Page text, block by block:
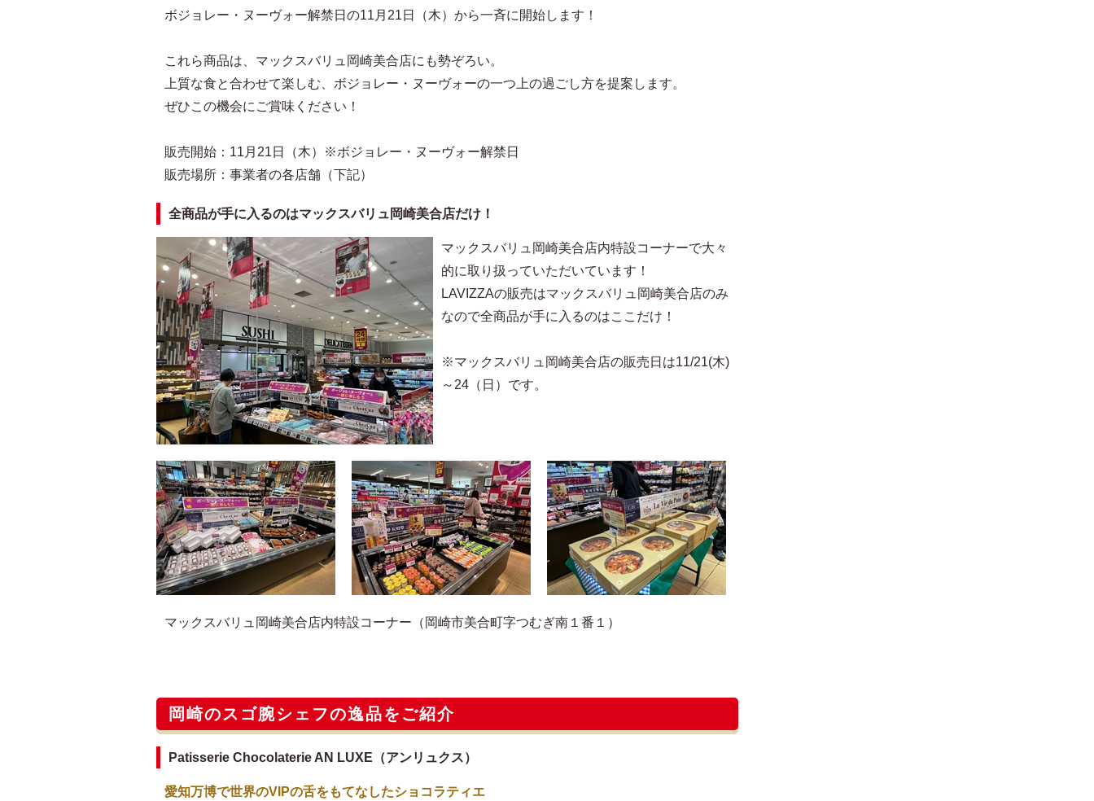
ボジョレー・ヌーヴォー解禁日の11月21日（木）から一斉に開始します！
これら商品は、マックスバリュ岡崎美合店にも勢ぞろい。
上質な食と合わせて楽しむ、ボジョレー・ヌーヴォーの一つ上の過ごし方を提案します。
ぜひこの機会にご賞味ください！
販売開始：11月21日（木）※ボジョレー・ヌーヴォー解禁日
販売場所：事業者の各店舗（下記）
全商品が手に入るのはマックスバリュ岡崎美合店だけ！
マックスバリュ岡崎美合店内特設コーナーで大々
的に取り扱っていただいています！
LAVIZZAの販売はマックスバリュ岡崎美合店のみ
なので全商品が手に入るのはここだけ！
※マックスバリュ岡崎美合店の販売日は11/21(木)
～24（日）です。
マックスバリュ岡崎美合店内特設コーナー（岡崎市美合町字つむぎ南１番１）
岡崎のスゴ腕シェフの逸品をご紹介
Patisserie Chocolaterie AN LUXE（アンリュクス）
愛知万博で世界のVIPの舌をもてなしたショコラティエ